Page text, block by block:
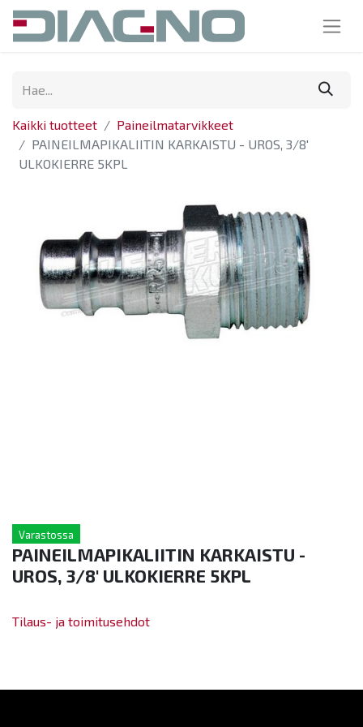
Kaikki tuotteet
Paineilmatarvikkeet
PAINEILMAPIKALIITIN KARKAISTU - UROS, 3/8'
ULKOKIERRE 5KPL
Varastossa
PAINEILMAPIKALIITIN KARKAISTU -
UROS, 3/8' ULKOKIERRE 5KPL
Tilaus- ja toimitusehdot